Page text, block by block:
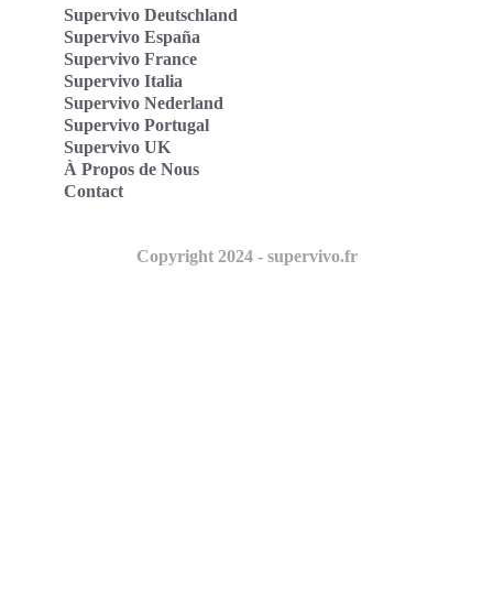
Supervivo Deutschland
Supervivo España
Supervivo France
Supervivo Italia
Supervivo Nederland
Supervivo Portugal
Supervivo UK
À Propos de Nous
Contact
Copyright 2024 - supervivo.fr